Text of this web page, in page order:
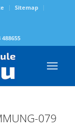
Sitemap
488655
079